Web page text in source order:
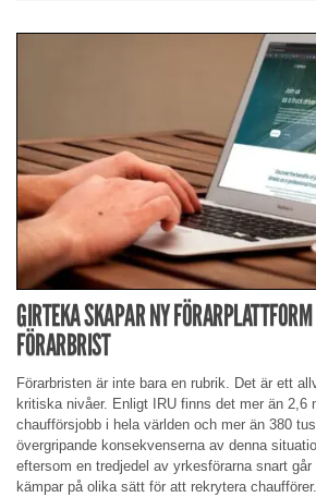
GIRTEKA SKAPAR NY
FÖRARBRIST
Förarbristen är inte bara en rubrik. Det är ett
kritiska nivåer. Enligt IRU finns det mer än 2,6
chaufförsjobb i hela världen och mer än 380
övergripande konsekvenserna av denna
eftersom en tredjedel av yrkesförarna snart
kämpar på olika sätt för att rekrytera